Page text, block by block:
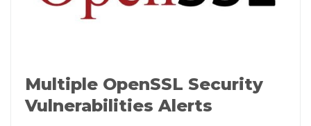
Multiple OpenSSL Security
Vulnerabilities Alerts